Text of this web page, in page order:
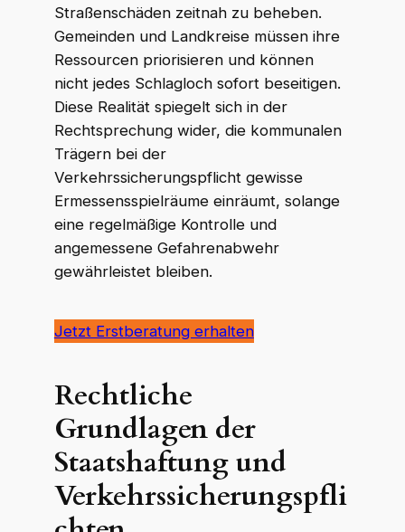
Straßenschäden zeitnah zu beheben.
Gemeinden und Landkreise müssen ihre
Ressourcen priorisieren und können
nicht jedes Schlagloch sofort beseitigen.
Diese Realität spiegelt sich in der
Rechtsprechung wider, die kommunalen
Trägern bei der
Verkehrssicherungspflicht gewisse
Ermessensspielräume einräumt, solange
eine regelmäßige Kontrolle und
angemessene Gefahrenabwehr
gewährleistet bleiben.
Jetzt Erstberatung erhalten
Rechtliche
Grundlagen der
Staatshaftung und
Verkehrssicherungspfli